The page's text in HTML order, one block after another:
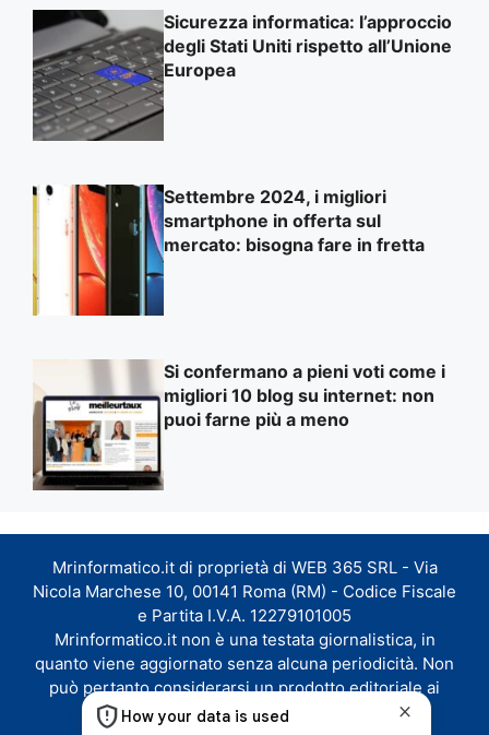
Sicurezza informatica: l’approccio
degli Stati Uniti rispetto all’Unione
Europea
Settembre 2024, i migliori
smartphone in offerta sul
mercato: bisogna fare in fretta
Si confermano a pieni voti come i
migliori 10 blog su internet: non
puoi farne più a meno
Mrinformatico.it di proprietà di WEB 365 SRL - Via
Nicola Marchese 10, 00141 Roma (RM) - Codice Fiscale
e Partita I.V.A. 12279101005
Mrinformatico.it non è una testata giornalistica, in
quanto viene aggiornato senza alcuna periodicità. Non
può pertanto considerarsi un prodotto editoriale ai
sensi della legge n. 62 del 07.03.2001